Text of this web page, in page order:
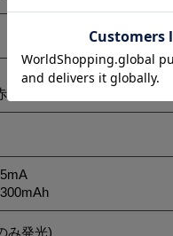
青緑)/1個
み発光)